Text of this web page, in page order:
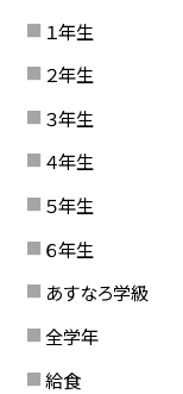
１年生
２年生
３年生
４年生
５年生
６年生
あすなろ学級
全学年
給食